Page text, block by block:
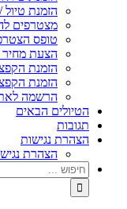
הזמנת טיול
מצטרפים
טופס
הצעת מחיר
הזמנת
הזמנת
הרשמה
הטיולים הבאים
תגובות
הצהרת נגישות
הצהרת
חיפוש...